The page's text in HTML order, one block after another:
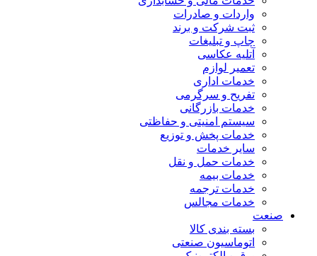
واردات و صادرات
ثبت شرکت و برند
چاپ و تبلیغات
آتلیه عکاسی
تعمیر لوازم
خدمات اداری
تفریح و سرگرمی
خدمات بازرگانی
سیستم امنیتی و حفاظتی
خدمات پخش و توزیع
سایر خدمات
خدمات حمل و نقل
خدمات بیمه
خدمات ترجمه
خدمات مجالس
صنعت
بسته بندی کالا
اتوماسیون صنعتی